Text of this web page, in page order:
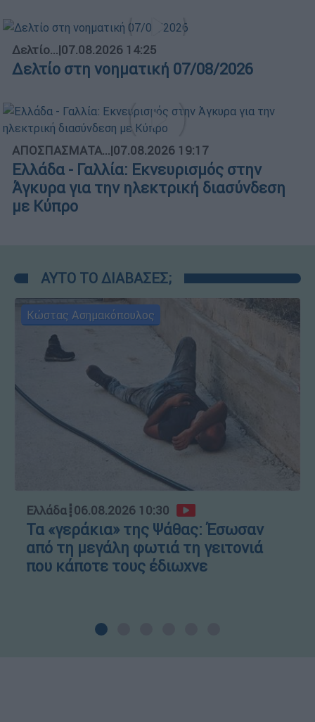
Δελτίο...|07.08.2026 14:25
Δελτίο στη νοηματική 07/08/2026
ΑΠΟΣΠΑΣΜΑΤΑ...|07.08.2026 19:17
Ελλάδα - Γαλλία: Εκνευρισμός στην
Άγκυρα για την ηλεκτρική διασύνδεση
με Κύπρο
ΑΥΤΟ ΤΟ ΔΙΑΒΑΣΕΣ;
Κώστας Ασημακόπουλος
Ελλάδα┋06.08.2026 10:30
Τα «γεράκια» της Ψάθας: Έσωσαν
από τη μεγάλη φωτιά τη γειτονιά
που κάποτε τους έδιωχνε